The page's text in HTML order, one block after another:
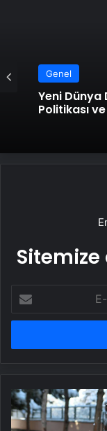
Genel
Yeni Dünya
Politikası
posta
adresinizi
Birçok
ilde
eğitime